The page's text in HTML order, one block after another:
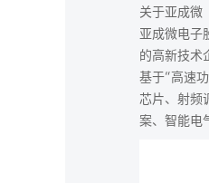
关于亚成微
亚成微电子
的高新技术
基于“高速
芯片、射频
案、智能电